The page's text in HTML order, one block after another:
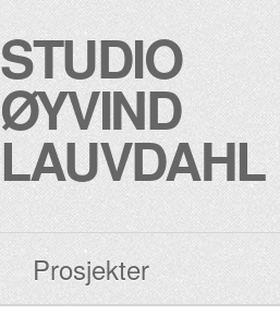
STUDIO
ØYVIND
LAUVDAHL
Prosjekter